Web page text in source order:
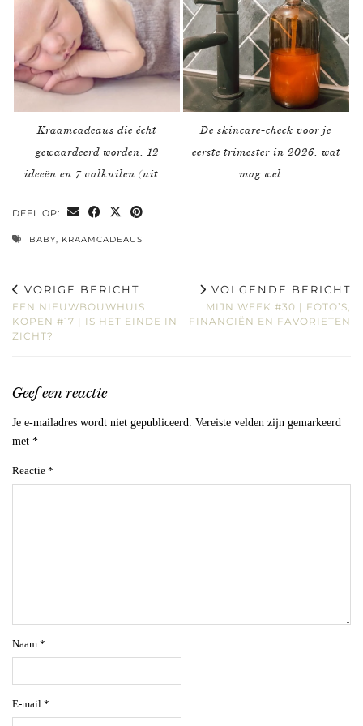
Kraamcadeaus die écht
gewaardeerd worden: 12
ideeën en 7 valkuilen (uit …
De skincare-check voor je
eerste trimester in 2026: wat
mag wel …
DEEL OP:
BABY, KRAAMCADEAUS
VORIGE BERICHT
EEN NIEUWBOUWHUIS
KOPEN #17 | IS HET EINDE IN
ZICHT?
VOLGENDE BERICHT
MIJN WEEK #30 | FOTO’S,
FINANCIËN EN FAVORIETEN
Geef een reactie
Je e-mailadres wordt niet gepubliceerd.
Vereiste velden zijn gemarkeerd
met *
Reactie *
Naam *
E-mail *